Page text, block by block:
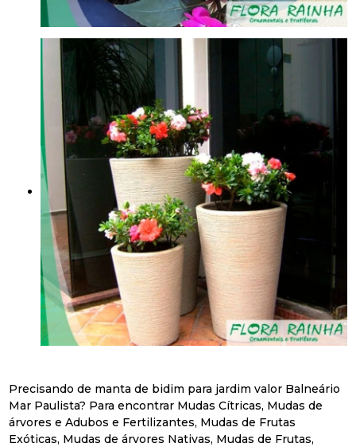
Precisando de manta de bidim para jardim valor Balneário
Mar Paulista? Para encontrar Mudas Cítricas, Mudas de
árvores e Adubos e Fertilizantes, Mudas de Frutas
Exóticas, Mudas de árvores Nativas, Mudas de Frutas,